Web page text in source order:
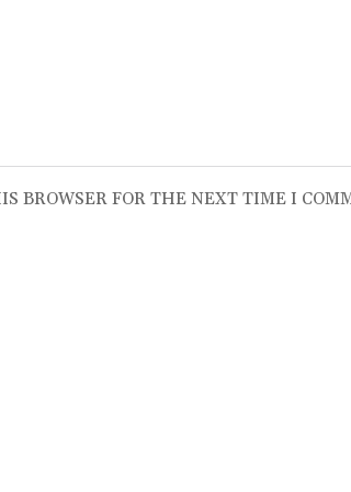
BROWSER FOR THE NEXT TIME I